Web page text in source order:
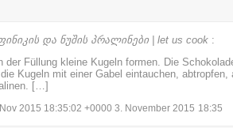
და ნუშის პრალინები | let us cook :
Füllung kleine Kugeln formen. Die
Kugeln mit einer Gabel eintauchen,
[…]
2015 18:35:02 +0000 3. November 2015 18:35